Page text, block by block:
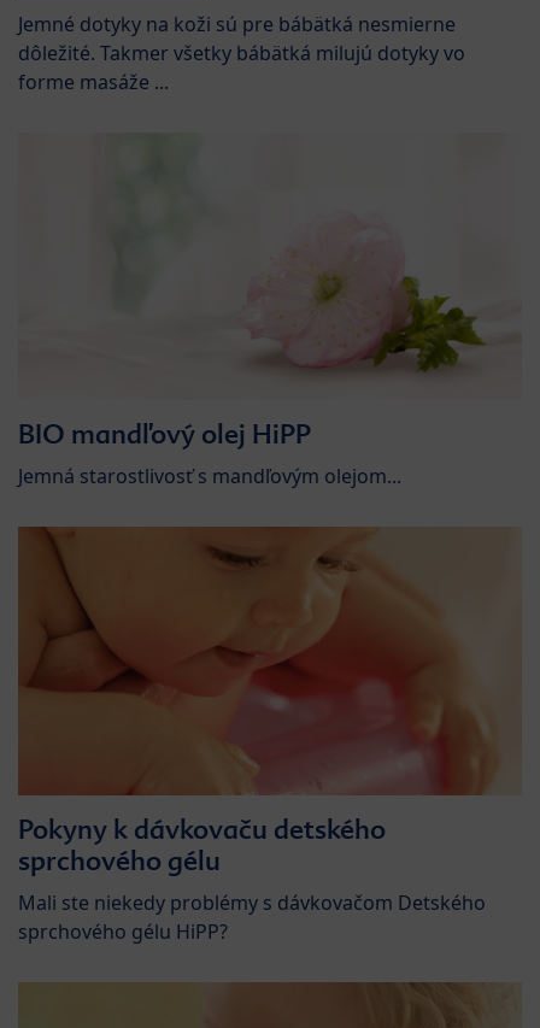
Jemné dotyky na koži sú pre bábätká nesmierne
dôležité. Takmer všetky bábätká milujú dotyky vo
forme masáže ...
BIO mandľový olej HiPP
Jemná starostlivosť s mandľovým olejom...
Pokyny k dávkovaču detského
sprchového gélu
Mali ste niekedy problémy s dávkovačom Detského
sprchového gélu HiPP?